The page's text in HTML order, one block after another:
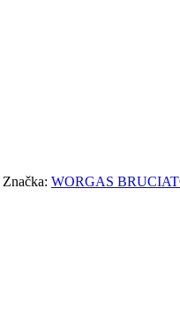
Značka: WORGAS